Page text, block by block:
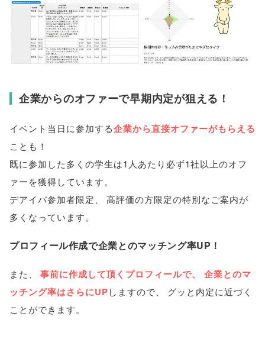
企業からのオファーで早期内定が狙える！
イベント当日に参加する企業から直接オファーがもらえる
ことも！
既に参加した多くの学生は1人あたり必ず1社以上のオフ
ァーを獲得しています。
デアイバ参加者限定
高評価の方限定の特別なご案内が
多くなっています。
プロフィール作成で企業とのマッチング率UP！
また 事前に作成して頂くプロフィールで、
企業とのマ
ッチング率はさらにUPしますので
グッと内定に近づく
ことができます。